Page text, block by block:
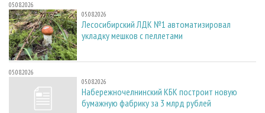
05.08.2026
05.08.2026
Лесосибирский ЛДК №1 автоматизировал
укладку мешков с пеллетами
05.08.2026
05.08.2026
Набережночелнинский КБК построит новую
бумажную фабрику за 3 млрд рублей